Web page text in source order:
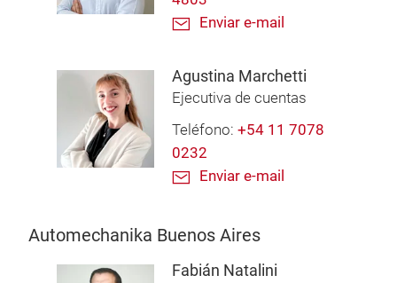
Enviar e-mail
Agustina Marchetti
Ejecutiva de cuentas
Teléfono: +54 11 7078
0232
Enviar e-mail
Automechanika Buenos Aires
Fabián Natalini